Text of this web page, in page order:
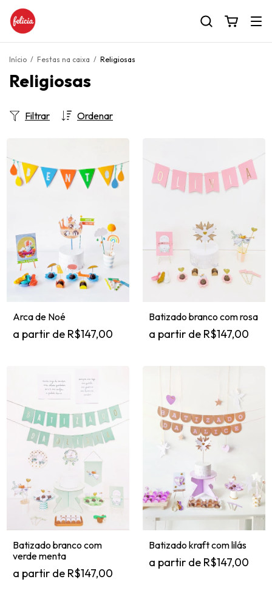
Início / Festas na caixa / Religiosas
Religiosas
Ordenar
Filtrar
Arca de Noé
R$147,00
Batizado branco com rosa
R$147,00
Batizado branco com
verde menta
R$147,00
Batizado kraft com lilás
R$147,00